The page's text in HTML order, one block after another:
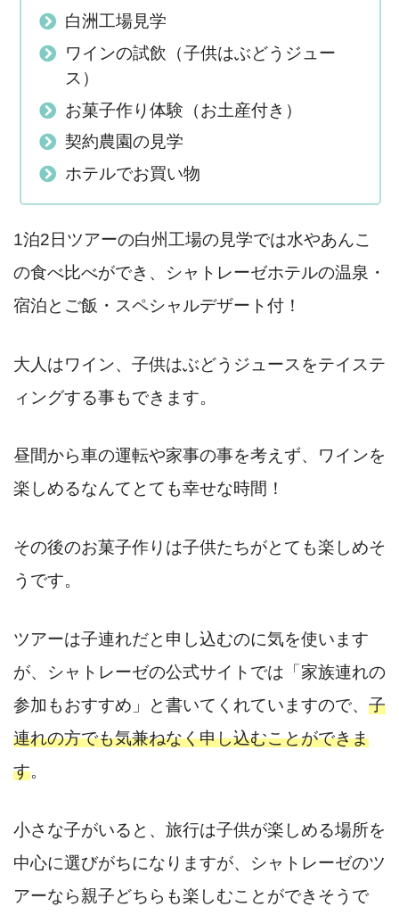
白洲工場見学
ワインの試飲（子供はぶどうジュー
ス）
お菓子作り体験（お土産付き）
契約農園の見学
ホテルでお買い物
1泊2日ツアーの白州工場の見学では水やあんこ
の食べ比べができ、 シャトレーゼホテルの温泉・
宿泊とご飯・スペシャルデザート付！
大人はワイン、子供はぶどうジュースをテイステ
ィングする事もできます。
昼間から車の運転や家事の事を考えず、ワインを
楽しめるなんてとても幸せな時間！
その後のお菓子作りは子供たちがとても楽しめそ
うです。
ツアーは子連れだと申し込むのに気を使います
が、シャトレーゼの公式サイトでは「家族連れの
参加もおすすめ」と書いてくれていますので、 子
連れの方でも気兼ねなく申し込むことができま
す。
小さな子がいると、旅行は子供が楽しめる場所を
中心に選びがちになりますが、シャトレーゼのツ
アーなら親子どちらも楽しむことができそうで